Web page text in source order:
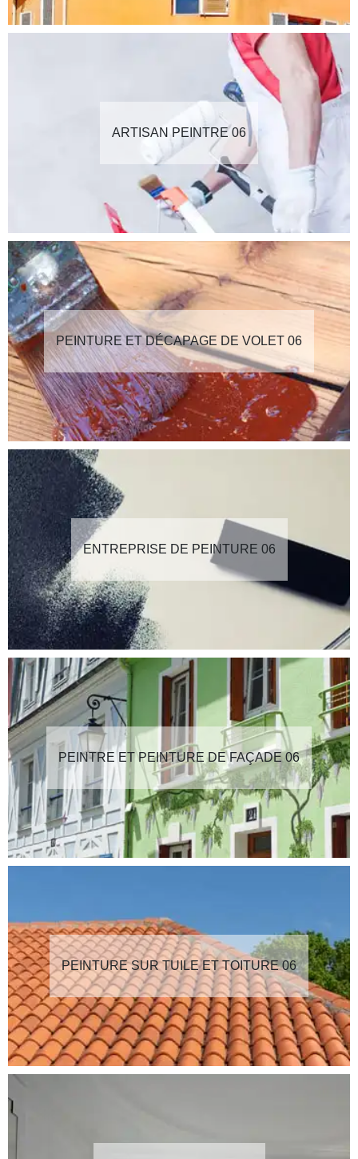
ARTISAN PEINTRE 06
PEINTURE ET DÉCAPAGE DE VOLET 06
ENTREPRISE DE PEINTURE 06
PEINTRE ET PEINTURE DE FAÇADE 06
PEINTURE SUR TUILE ET TOITURE 06